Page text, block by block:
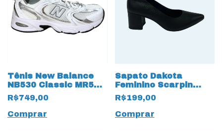
Tênis New Balance
NB530 Classic MR530
19549 Branco
R$749,00
Comprar
Sapato Dakota
Feminino Scarpin
G5181 Vincent 17030
Preto
R$199,00
Comprar